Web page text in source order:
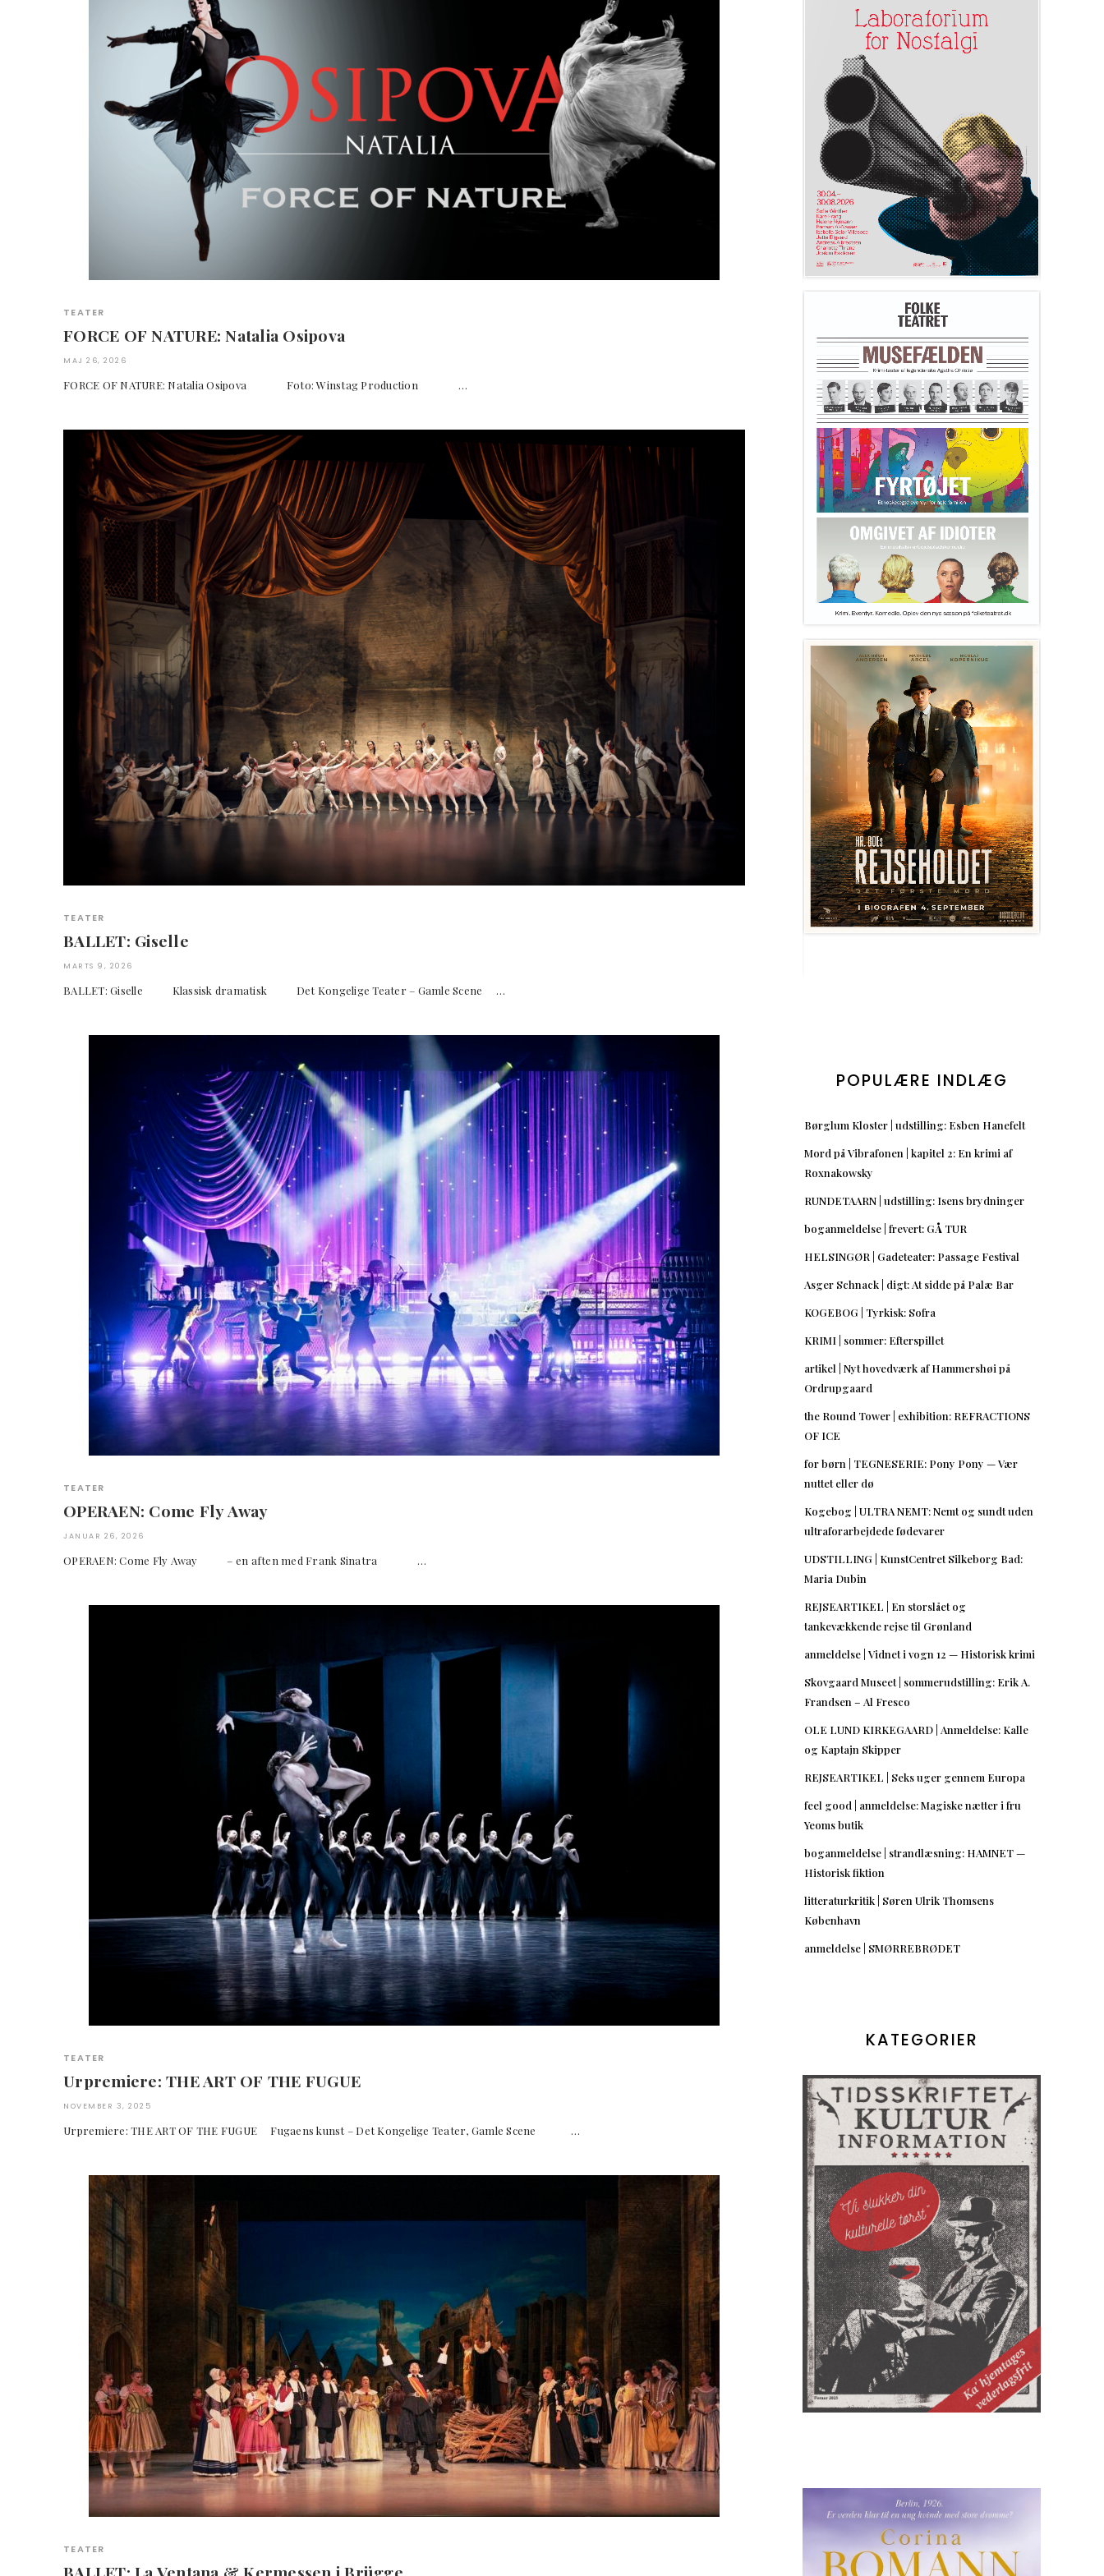
TEATER
FORCE OF NATURE: Natalia Osipova
MAJ 26, 2026
FORCE OF NATURE: Natalia Osipova Foto: Winstag Production …
TEATER
BALLET: Giselle
MARTS 9, 2026
BALLET: Giselle Klassisk dramatisk Det Kongelige Teater – Gamle Scene …
TEATER
OPERAEN: Come Fly Away
JANUAR 26, 2026
OPERAEN: Come Fly Away – en aften med Frank Sinatra …
TEATER
Urpremiere: THE ART OF THE FUGUE
NOVEMBER 3, 2025
Urpremiere: THE ART OF THE FUGUE Fugaens kunst – Det Kongelige Teater, Gamle Scene …
TEATER
BALLET: La Ventana & Kermessen i Brügge
POPULÆRE INDLÆG
Børglum Kloster | udstilling: Esben Hanefelt
Mord på Vibrafonen | kapitel 2: En krimi af
Roxnakowsky
RUNDETAARN | udstilling: Isens brydninger
boganmeldelse | frevert: GÅ TUR
HELSINGØR | Gadeteater: Passage Festival
Asger Schnack | digt: At sidde på Palæ Bar
KOGEBOG | Tyrkisk: Sofra
KRIMI | sommer: Efterspillet
artikel | Nyt hovedværk af Hammershøi på
Ordrupgaard
the Round Tower | exhibition: REFRACTIONS
OF ICE
for børn | TEGNESERIE: Pony Pony — Vær
nuttet eller dø
Kogebog | ULTRA NEMT: Nemt og sundt uden
ultraforarbejdede fødevarer
UDSTILLING | KunstCentret Silkeborg Bad:
Maria Dubin
REJSEARTIKEL | En storslået og
tankevækkende rejse til Grønland
anmeldelse | Vidnet i vogn 12 — Historisk krimi
Skovgaard Museet | sommerudstilling: Erik A.
Frandsen – Al Fresco
OLE LUND KIRKEGAARD | Anmeldelse: Kalle
og Kaptajn Skipper
REJSEARTIKEL | Seks uger gennem Europa
feel good | anmeldelse: Magiske nætter i fru
Yeoms butik
boganmeldelse | strandlæsning: HAMNET —
Historisk fiktion
litteraturkritik | Søren Ulrik Thomsens
København
anmeldelse | SMØRREBRØDET
KATEGORIER